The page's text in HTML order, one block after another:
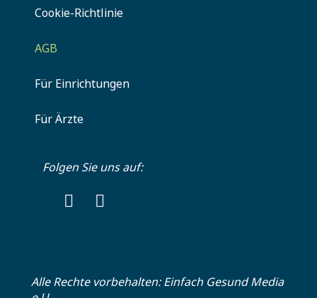
Cookie-Richtlinie
AGB
Für Einrichtungen
Für Ärzte
Folgen Sie uns auf:
Alle Rechte vorbehalten: Einfach Gesund Media